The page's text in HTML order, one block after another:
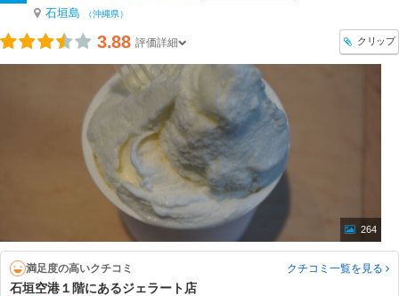
石垣島 （沖縄県）
3.88 評価詳細 クリップ
264
満足度の高いクチコミ クチコミ一覧を見る
石垣空港１階にあるジェラート店